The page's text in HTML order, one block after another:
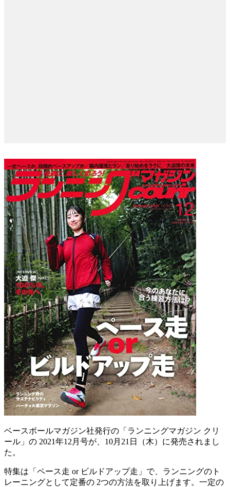
ベースボールマガジン社発行の「ランニングマガジン クリ
ール」の 2021年12月号が、10月21日（木）に発売されまし
た。
特集は「ペース走 or ビルドアップ走」で、ランニングのト
レーニングとして定番の 2つの方法を取り上げます。一定の